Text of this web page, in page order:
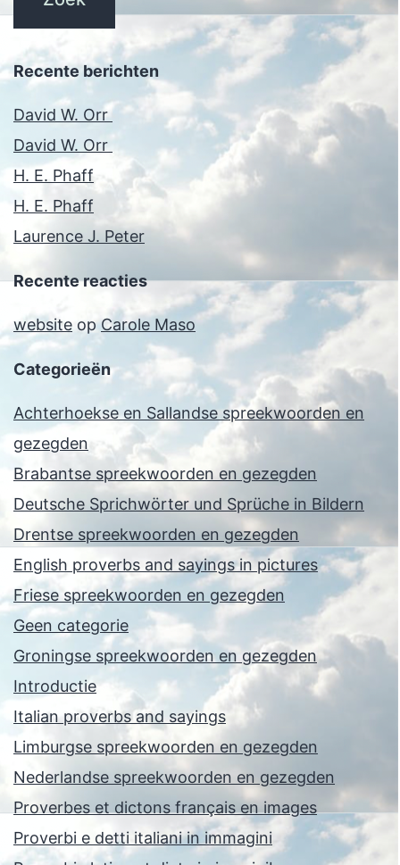
Recente berichten
David W. Orr
David W. Orr
H. E. Phaff
H. E. Phaff
Laurence J. Peter
Recente reacties
website opCarole Maso
Categorieën
Achterhoekse en Sallandse spreekwoorden en
gezegden
Brabantse spreekwoorden en gezegden
Deutsche Sprichwörter und Sprüche in Bildern
Drentse spreekwoorden en gezegden
English proverbs and sayings in pictures
Friese spreekwoorden en gezegden
Geen categorie
Groningse spreekwoorden en gezegden
Introductie
Italian proverbs and sayings
Limburgse spreekwoorden en gezegden
Nederlandse spreekwoorden en gezegden
Proverbes et dictons français en images
Proverbi e detti italiani in immagini